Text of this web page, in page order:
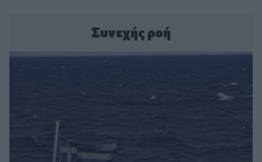
Συνεχής ροή